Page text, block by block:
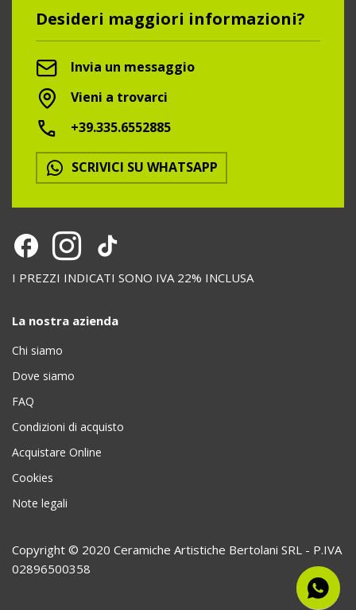
Desideri maggiori informazioni?
Invia un messaggio
Vieni a trovarci
+39.335.6552885
SCRIVICI SU WHATSAPP
I PREZZI INDICATI SONO IVA 22% INCLUSA
La nostra azienda
Chi siamo
Dove siamo
FAQ
Condizioni di acquisto
Acquistare Online
Cookies
Note legali
Copyright © 2020 Ceramiche Artistiche Bertolani SRL - P.IVA
02896500358